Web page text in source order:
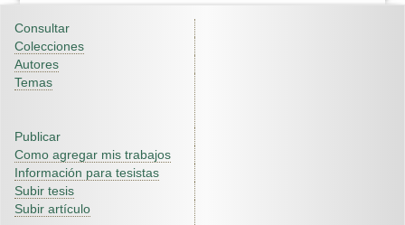
Consultar
Colecciones
Autores
Temas
Publicar
Como agregar mis trabajos
Información para tesistas
Subir tesis
Subir artículo